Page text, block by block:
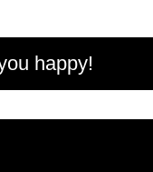
happy!